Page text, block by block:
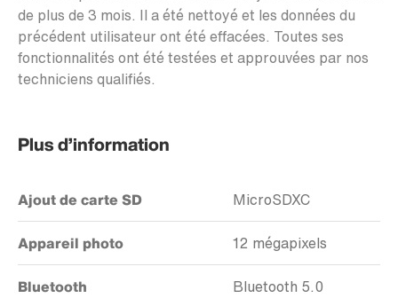
de plus de 3 mois. Il a été nettoyé et les données du
précédent utilisateur ont été effacées. Toutes ses
fonctionnalités ont été testées et approuvées par nos
techniciens qualifiés.
Plus d’information
Ajout de carte SD MicroSDXC
Appareil photo 12 mégapixels
Bluetooth Bluetooth 5.0